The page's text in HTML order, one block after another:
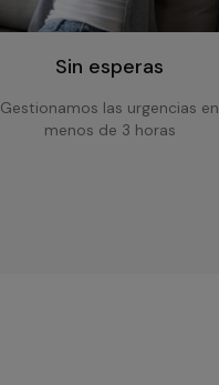
Sin esperas
Gestionamos las urgencias en
menos de 3 horas